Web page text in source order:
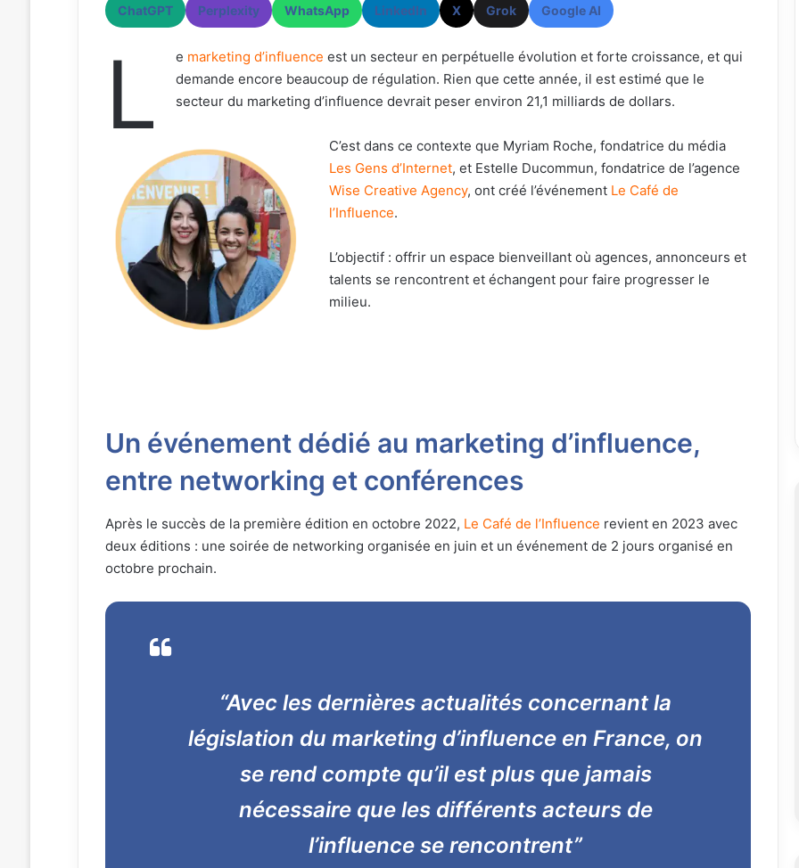
ChatGPT Perplexity WhatsApp LinkedIn X Grok Google AI
L e marketing d’influence est un secteur en perpétuelle évolution et forte croissance, et qui
demande encore beaucoup de régulation. Rien que cette année, il est estimé que le
secteur du marketing d’influence devrait peser environ 21,1 milliards de dollars.
C’est dans ce contexte que Myriam Roche, fondatrice du média
Les Gens d’Internet, et Estelle Ducommun, fondatrice de l’agence
Wise Creative Agency, ont créé l’événement Le Café de
l’Influence.
L’objectif : offrir un espace bienveillant où agences, annonceurs et
talents se rencontrent et échangent pour faire progresser le
milieu.
Un événement dédié au marketing d’influence,
entre networking et conférences
Après le succès de la première édition en octobre 2022, Le Café de l’Influence revient en 2023 avec
deux éditions : une soirée de networking organisée en juin et un événement de 2 jours organisé en
octobre prochain.
“Avec les dernières actualités concernant la
législation du marketing d’influence en France, on
se rend compte qu’il est plus que jamais
nécessaire que les différents acteurs de
l’influence se rencontrent”